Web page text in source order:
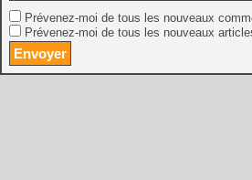
Prévenez-moi de tous les nouveaux
Prévenez-moi de tous les nouveaux